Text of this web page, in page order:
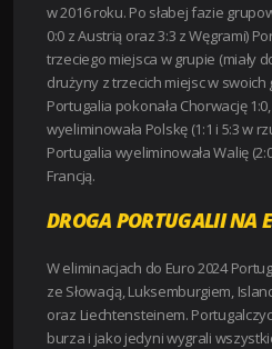
w 2016 roku. Po słabej fazie
0:0 z Austrią oraz 3:3 z Węgrami)
trzeciego miejsca w grupie (miały
drużyny z trzecich miejsc w swoich
Portugalia pokonała Chorwację
wyeliminowała Polskę (1:1 i 5:3 w
Portugalia wyeliminowała Walię
Francją.
DROGA PORTUGALII NA
W eliminacjach do Euro 2024
ze Słowacją, Luksemburgiem,
oraz Liechtensteinem.
burza i jako jedyni wygrali